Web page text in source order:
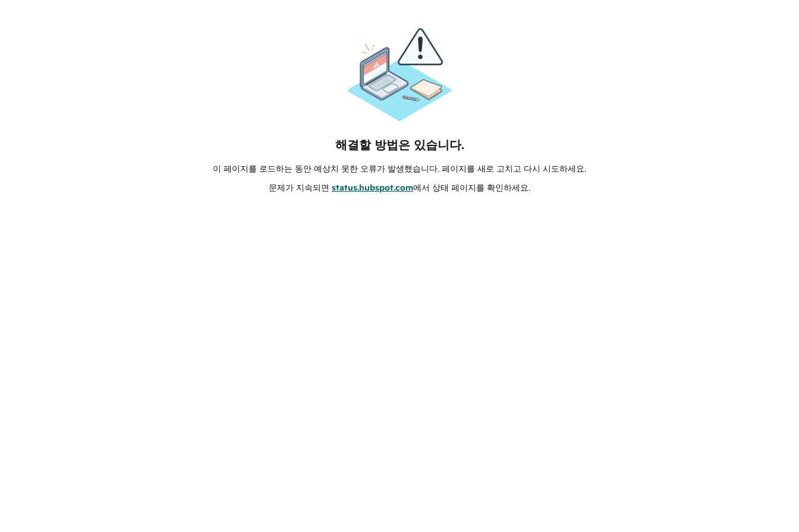
해결할 방법은 있습니다.
이 페이지를 로드하는 동안 예상치 못한 오류가 발생했습니다. 페이지를 새로 고치고 다시 시도하세요.
문제가 지속되면 status.hubspot.com에서 상태 페이지를 확인하세요.